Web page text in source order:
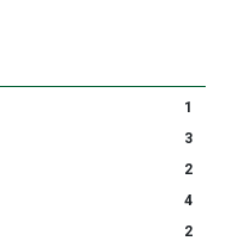
1
3
2
4
2